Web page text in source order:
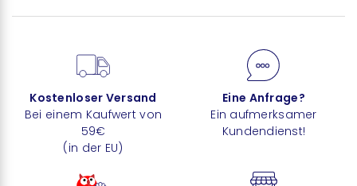
Kostenloser Versand
Bei einem Kaufwert von
59€
(in der EU)
Eine Anfrage?
Ein aufmerksamer
Kundendienst!